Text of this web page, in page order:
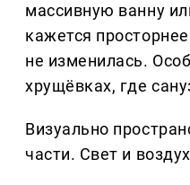
массивную ванну
кажется
не изменилась.
хрущёвках, где
Визуально
части. Свет и